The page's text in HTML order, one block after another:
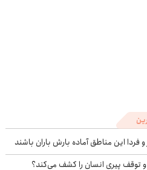
فردا این مناطق آماده بارش باران باشند